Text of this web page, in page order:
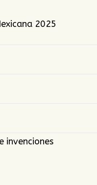
2025
invenciones